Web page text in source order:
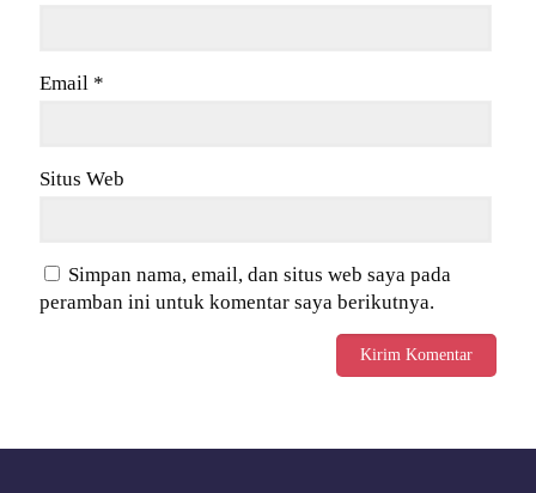
Email *
Situs Web
Simpan nama, email, dan situs web saya pada
peramban ini untuk komentar saya berikutnya.